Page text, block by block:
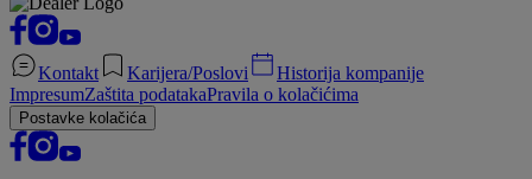
Kontakt Karijera/Poslovi
Historija kompanije
ImpresumZaštita podatakaPravila o kolačićima
Postavke kolačića